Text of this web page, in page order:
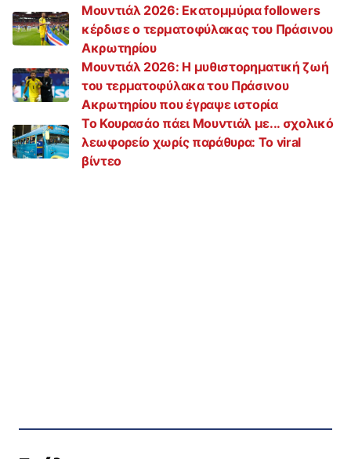
Μουντιάλ 2026: Εκατομμύρια followers
κέρδισε ο τερματοφύλακας του Πράσινου
Ακρωτηρίου
Μουντιάλ 2026: Η μυθιστορηματική ζωή
του τερματοφύλακα του Πράσινου
Ακρωτηρίου που έγραψε ιστορία
Το Κουρασάο πάει Μουντιάλ με... σχολικό
λεωφορείο χωρίς παράθυρα: Το viral
βίντεο